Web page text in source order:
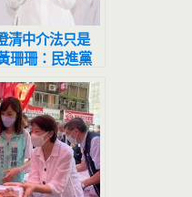
清中介法只是
珊珊：民進黨
打混